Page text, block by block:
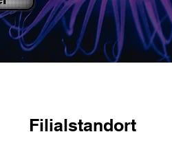
Filialstandort